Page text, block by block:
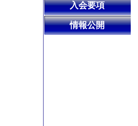
入会要項
情報公開